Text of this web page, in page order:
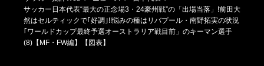
サッカー日本代表“最大の正念場3・24豪州戦”の「出場当落」!前田大
然はセルティックで｢好調｣!!悩みの種はリバプール・南野拓実の状況
｢ワールドカップ最終予選オーストラリア戦目前」のキーマン選手
(8)【MF・FW編】【図表】